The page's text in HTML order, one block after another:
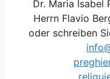
Dr. Maria Isabel
Herrn Flavio
oder schreiben